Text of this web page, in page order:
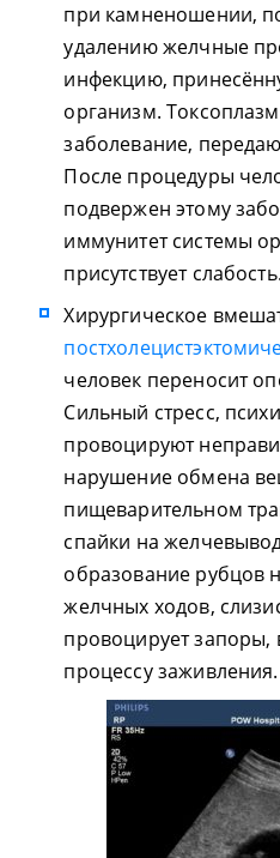
при камненошении,
удалению желчные
инфекцию,
организм.
заболевание,
После процедуры
подвержен этому
иммунитет системы
присутствует слабость.
Хирургическое
человек переносит
Сильный стресс,
провоцируют
нарушение обмена
пищеварительном
спайки на
образование рубцов
желчных ходов,
провоцирует
процессу заживления.